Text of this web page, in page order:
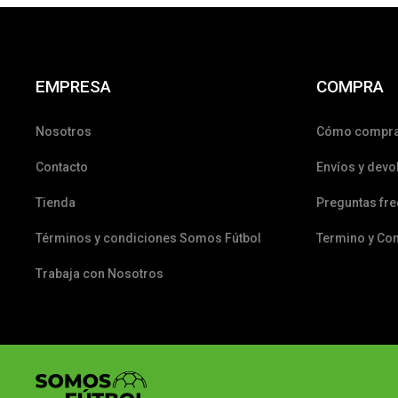
EMPRESA
Nosotros
Contacto
Tienda
Términos y condiciones Somos Fútbol
Trabaja con Nosotros
COMPRA
Cómo
Envíos y
Preguntas
Termino y